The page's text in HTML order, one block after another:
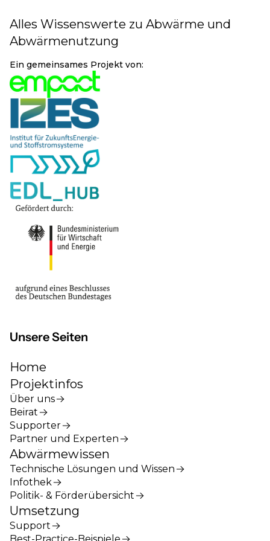
Alles Wissenswerte zu Abwärme und
Abwärmenutzung
Ein gemeinsames Projekt von:
Unsere Seiten
Home
Projektinfos
Über uns
Beirat
Supporter
Partner und Experten
Abwärmewissen
Technische Lösungen und Wissen
Infothek
Politik- & Förderübersicht
Umsetzung
Support
Best-Practice-Beispiele